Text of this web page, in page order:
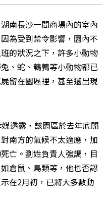
南長沙一間商場內的室內
為受到禁令影響，園內不
的狀況之下，許多小動物
、蛇、鵪鶉等小動物都已
留在園區裡，甚至還出現
透露，該園區於去年底開
南方的氣候不太適應，加
亡。劉姓負責人強調，目
倉鼠、鳥類等，他也否認
在2月初，已將大多數動